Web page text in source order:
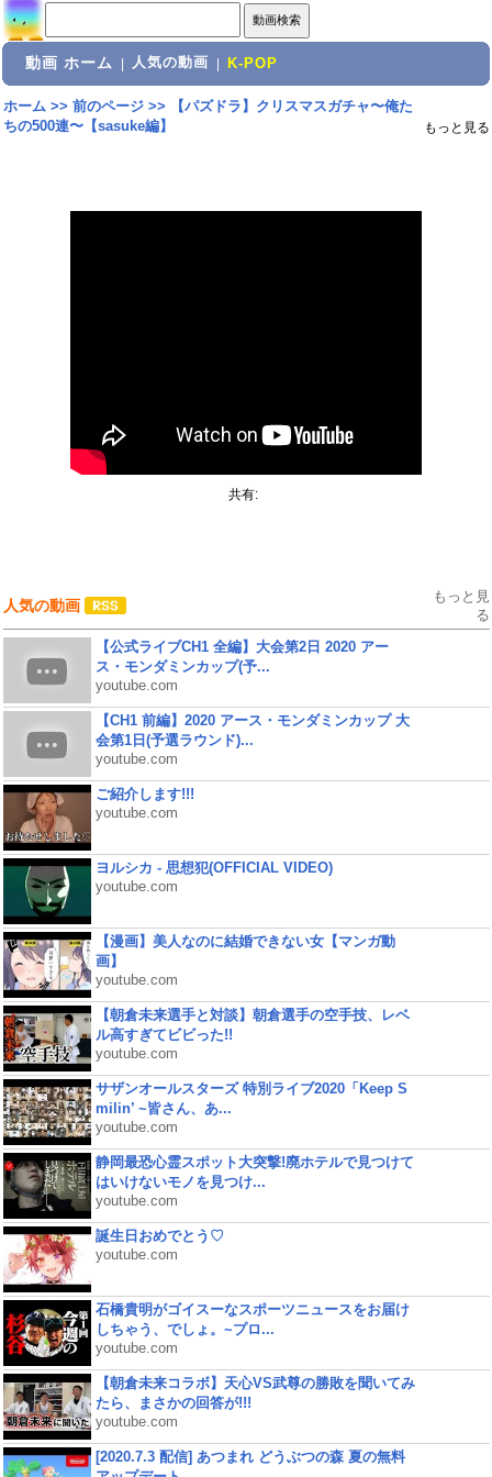
動画 ホーム 人気の動画 K-POP
ホーム>> 前のページ>>
【パズドラ】クリスマスガチャ〜俺た
ちの500連〜【sasuke編】
もっと見る
共有:
人気の動画
もっと見
る
【公式ライブCH1 全編】大会第2日 2020 アー
ス・モンダミンカップ(予...
youtube.com
【CH1 前編】2020 アース・モンダミンカップ 大
会第1日(予選ラウンド)...
youtube.com
ご紹介します!!!
youtube.com
ヨルシカ - 思想犯(OFFICIAL VIDEO)
youtube.com
【漫画】美人なのに結婚できない女【マンガ動
画】
youtube.com
【朝倉未来選手と対談】朝倉選手の空手技、レベ
ル高すぎてビビった!!
youtube.com
サザンオールスターズ 特別ライブ2020「Keep S
milin’ ~皆さん、あ...
youtube.com
静岡最恐心霊スポット大突撃!廃ホテルで見つけて
はいけないモノを見つけ...
youtube.com
誕生日おめでとう♡
youtube.com
石橋貴明がゴイスーなスポーツニュースをお届け
しちゃう、でしょ。~プロ...
youtube.com
【朝倉未来コラボ】天心VS武尊の勝敗を聞いてみ
たら、まさかの回答が!!!
youtube.com
[2020.7.3 配信] あつまれ どうぶつの森 夏の無料